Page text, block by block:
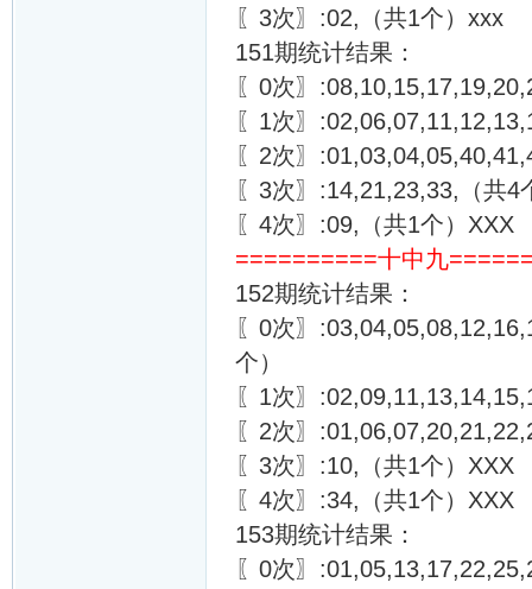
〖3次〗:02,（共1个）xxx
151期统计结果：
〖0次〗
〖1次〗
〖2次〗
〖3次〗:14,21,23,33,（共4
〖4次〗:09,（共1个）XXX
==========十中九
152期统计结果：
〖0次〗
个）
〖1次〗
〖2次〗
〖3次〗:10,（共1个）XXX
〖4次〗:34,（共1个）XXX
153期统计结果：
〖0次〗